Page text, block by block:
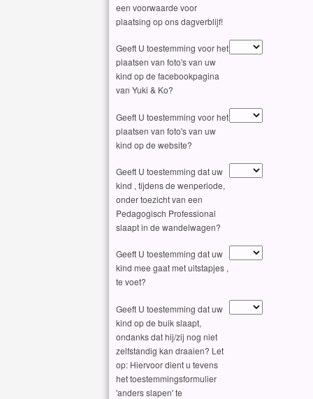
een voorwaarde voor
plaatsing op ons dagverblijf!
Geeft U toestemming voor het
plaatsen van foto's van uw
kind op de facebookpagina
van Yuki & Ko?
Geeft U toestemming voor het
plaatsen van foto's van uw
kind op de website?
Geeft U toestemming dat uw
kind , tijdens de wenperiode,
onder toezicht van een
Pedagogisch Professional
slaapt in de wandelwagen?
Geeft U toestemming dat uw
kind mee gaat met uitstapjes ,
te voet?
Geeft U toestemming dat uw
kind op de buik slaapt,
ondanks dat hij/zij nog niet
zelfstandig kan draaien? Let
op: Hiervoor dient u tevens
het toestemmingsformulier
'anders slapen' te